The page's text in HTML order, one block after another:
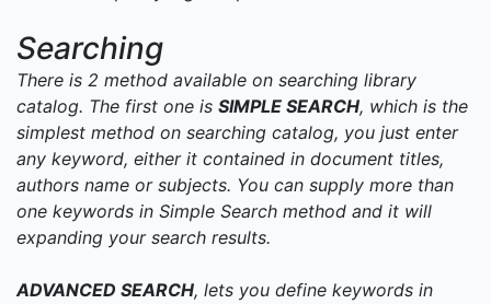
Searching
There is 2 method available on searching library
catalog. The first one is SIMPLE SEARCH, which is the
simplest method on searching catalog, you just enter
any keyword, either it contained in document titles,
authors name or subjects. You can supply more than
one keywords in Simple Search method and it will
expanding your search results.
ADVANCED SEARCH, lets you define keywords in